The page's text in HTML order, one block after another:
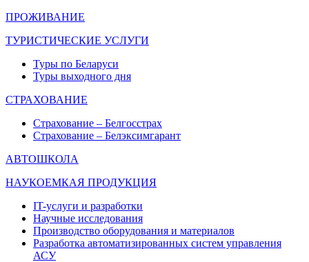
ПРОЖИВАНИЕ
ТУРИСТИЧЕСКИЕ УСЛУГИ
Туры по Беларуси
Туры выходного дня
СТРАХОВАНИЕ
Страхование – Белгосстрах
Страхование – Белэксимгарант
АВТОШКОЛА
НАУКОЕМКАЯ ПРОДУКЦИЯ
IT-услуги и разработки
Научные исследования
Производство оборудования и материалов
Разработка автоматизированных систем управления
АСУ